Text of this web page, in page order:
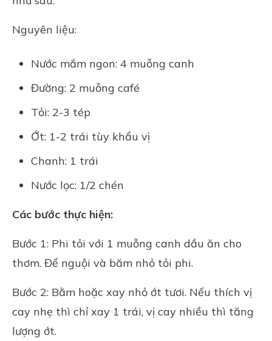
Nguyên liệu:
Nước mắm ngon: 4 muỗng canh
Đường: 2 muỗng café
Tỏi: 2-3 tép
Ớt: 1-2 trái tùy khẩu vị
Chanh: 1 trái
Nước lọc: 1/2 chén
Các bước thực hiện:
Bước 1: Phi tỏi với 1 muỗng canh dầu ăn cho
thơm. Để nguội và băm nhỏ tỏi phi.
Bước 2: Bằm hoặc xay nhỏ ớt tươi. Nếu thích vị
cay nhẹ thì chỉ xay 1 trái, vị cay nhiều thì tăng
lượng ớt.